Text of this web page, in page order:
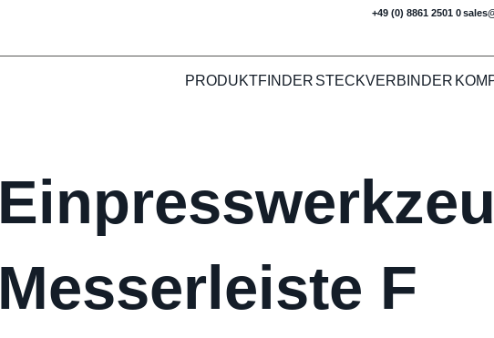
+49 (0) 8861 2501 0
PRODUKTFINDER STECKVERBINDER
Messerleiste F